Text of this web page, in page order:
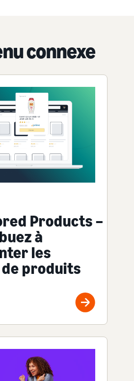
connexe
Products –
à
les
produits